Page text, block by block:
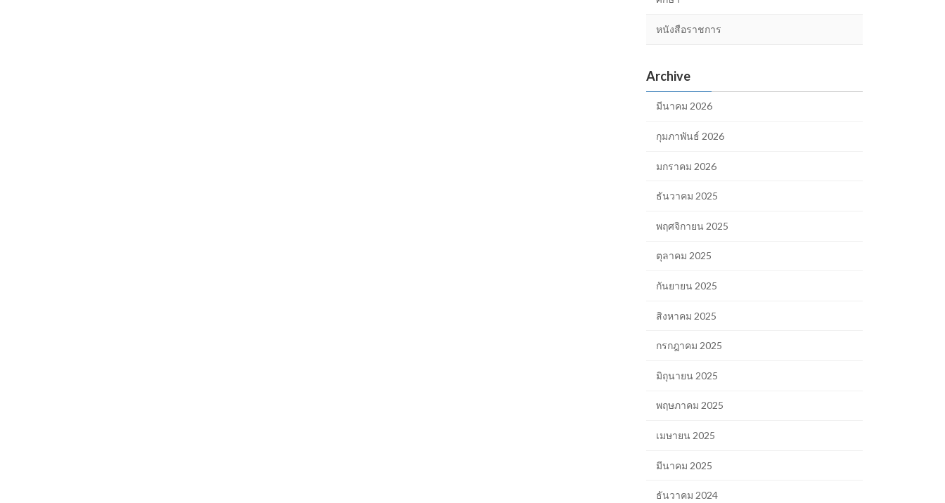
หนังสือราชการ
Archive
มีนาคม 2026
กุมภาพันธ์ 2026
มกราคม 2026
ธันวาคม 2025
พฤศจิกายน 2025
ตุลาคม 2025
กันยายน 2025
สิงหาคม 2025
กรกฎาคม 2025
มิถุนายน 2025
พฤษภาคม 2025
เมษายน 2025
มีนาคม 2025
ธันวาคม 2024